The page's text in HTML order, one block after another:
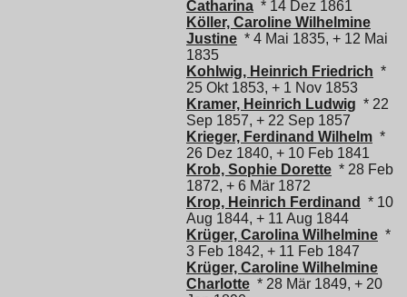
Catharina * 14 Dez 1861
Köller, Caroline Wilhelmine
Justine * 4 Mai 1835, + 12 Mai
1835
Kohlwig, Heinrich Friedrich *
25 Okt 1853, + 1 Nov 1853
Kramer, Heinrich Ludwig * 22
Sep 1857, + 22 Sep 1857
Krieger, Ferdinand Wilhelm *
26 Dez 1840, + 10 Feb 1841
Krob, Sophie Dorette * 28 Feb
1872, + 6 Mär 1872
Krop, Heinrich Ferdinand
* 10
Aug 1844, + 11 Aug 1844
Krüger, Carolina Wilhelmine *
3 Feb 1842, + 11 Feb 1847
Krüger, Caroline Wilhelmine
Charlotte * 28 Mär 1849, + 20